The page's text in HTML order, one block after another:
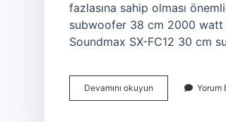
fazlasına sahip olması
subwoofer 38 cm 2000 watt
Soundmax SX-FC12 30 cm
Devamını okuyun
Watt
Yorum